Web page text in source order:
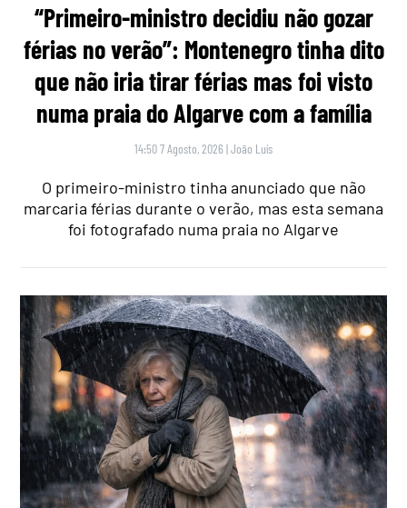
“Primeiro-ministro decidiu não gozar
férias no verão”: Montenegro tinha dito
que não iria tirar férias mas foi visto
numa praia do Algarve com a família
14:50 7 Agosto, 2026 |João Luís
O primeiro-ministro tinha anunciado que não
marcaria férias durante o verão, mas esta semana
foi fotografado numa praia no Algarve